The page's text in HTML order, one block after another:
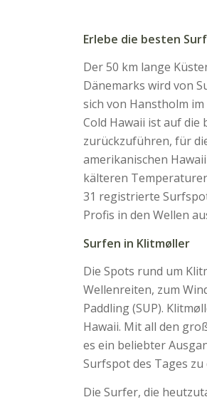
Erlebe die besten
Der 50 km lange
Dänemarks wird von
sich von Hanstholm
Cold Hawaii ist auf
zurückzuführen, für
amerikanischen
kälteren
31 registrierte
Profis in den Wellen
Surfen in Klitmøller
Die Spots rund um
Wellenreiten, zum
Paddling (SUP).
Hawaii. Mit all den
es ein beliebter
Surfspot des Tages zu
Die Surfer, die